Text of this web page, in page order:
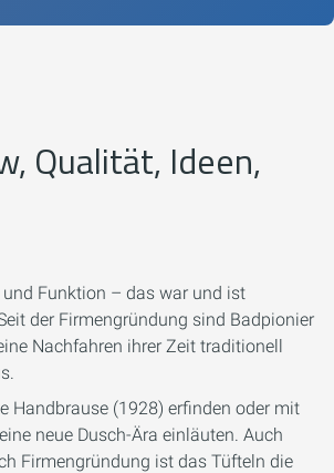
Qualität, Ideen,
Funktion – das war und ist
der Firmengründung sind Badpionier
Nachfahren ihrer Zeit traditionell
Handbrause (1928) erfinden oder mit
neue Dusch-Ära einläuten. Auch
Firmengründung ist das Tüfteln die